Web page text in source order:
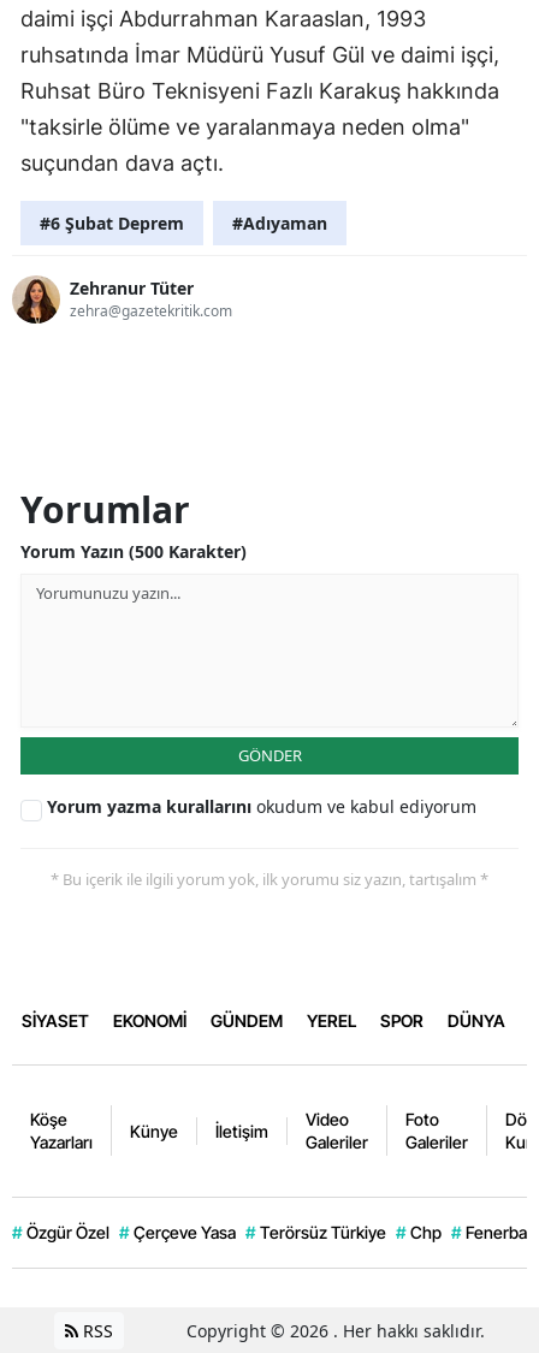
daimi işçi Abdurrahman Karaaslan, 1993
ruhsatında İmar Müdürü Yusuf Gül ve daimi işçi,
Ruhsat Büro Teknisyeni Fazlı Karakuş hakkında
"taksirle ölüme ve yaralanmaya neden olma"
suçundan dava açtı.
#6 Şubat Deprem #Adıyaman
Zehranur Tüter
zehra@gazetekritik.com
Yorumlar
Yorum Yazın (500 Karakter)
GÖNDER
Yorum yazma kurallarını okudum ve kabul ediyorum
* Bu içerik ile ilgili yorum yok, ilk yorumu siz yazın, tartışalım *
SİYASET EKONOMİ GÜNDEM YEREL SPOR DÜNYA
Köşe
Yazarları
Künye İletişim
Video
Galeriler
Foto
Galeriler
# Özgür Özel # Çerçeve Yasa # Terörsüz Türkiye # Chp #
RSS Copyright © 2026 . Her hakkı saklıdır.